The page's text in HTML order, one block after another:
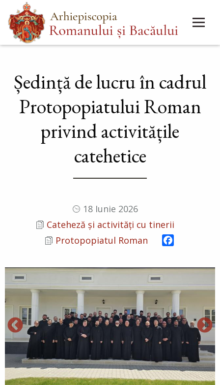
Mergi
la
conţinutul
Main
menu
Ședință de lucru în cadrul
Protopopiatului Roman
privind activitățile
catehetice
18 Iunie 2026
Cateheză și activități cu tinerii
Protopopiatul Roman